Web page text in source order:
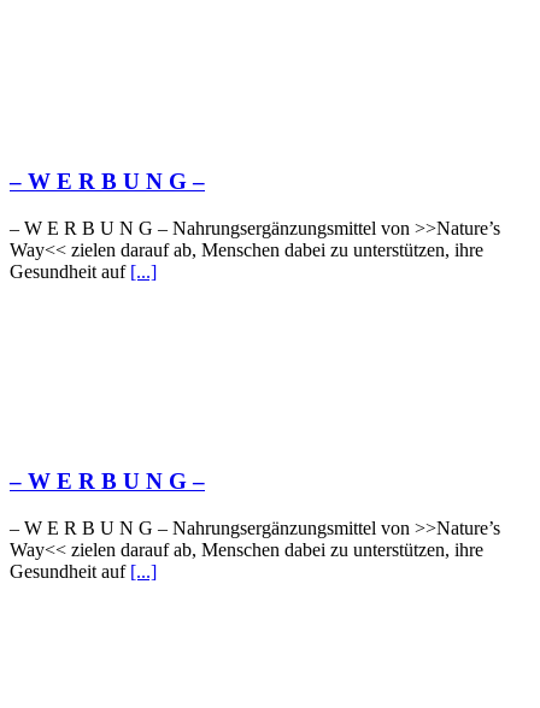
– W Ε R Β U Ν G –
– W Ε R Β U Ν G – Nahrungsergänzungsmittel von >>Nature’s
Way<< zielen darauf ab, Menschen dabei zu unterstützen, ihre
Gesundheit auf [...]
– W Ε R Β U Ν G –
– W Ε R Β U Ν G – Nahrungsergänzungsmittel von >>Nature’s
Way<< zielen darauf ab, Menschen dabei zu unterstützen, ihre
Gesundheit auf [...]